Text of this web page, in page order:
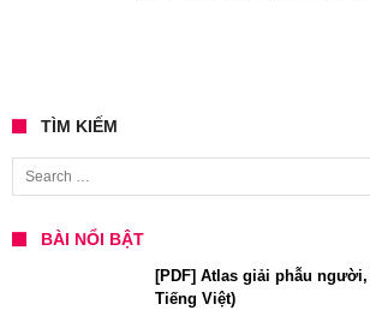
TÌM KIẾM
Search for:
BÀI NỔI BẬT
[PDF] Atlas giải phẫu
Tiếng Việt)